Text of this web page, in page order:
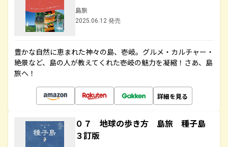
島旅
2025.06.12 発売
豊かな自然に恵まれた神々の島、壱岐。グルメ・カルチャー・
絶景など、島の人が教えてくれた壱岐の魅力を凝縮！さあ、島
旅へ！
詳細を見る
０７ 地球の歩き方 島旅 種子島
３訂版